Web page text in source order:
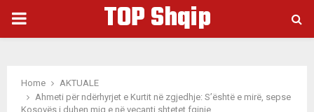
PRIMARY
TOP Shqip
Home
AKTUALE
Ahmeti për ndërhyrjet e Kurtit në zgjedhje: S’është e mirë, sepse
Kosovës i duhen miq e në veçanti shtetet fqinje